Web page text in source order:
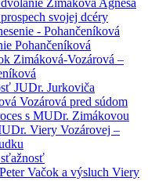
svojej dcéry
- Pohančeníková
Pohančeníková
Zimáková-Vozárová –
JUDr. Jurkoviča
Vozárová pred súdom
s MUDr. Zimákovou
Viery Vozárovej –
Vačok a výsluch Viery